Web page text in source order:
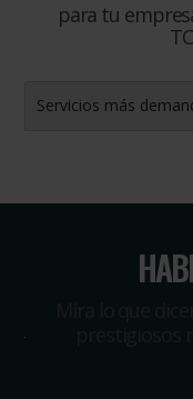
para tu
Servicios más